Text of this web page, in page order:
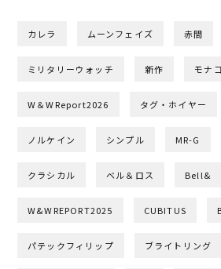
カレラ ムーンフェイズ 赤間
ミリタリーウォッチ 新作 モナコ
W＆WReport2026 タグ・ホイヤー
ノルケイン シンプル MR-G
クラシカル ベル＆ロス Bell&
W&WREPORT2025 CUBITUS
パテックフィリップ ブライトリング